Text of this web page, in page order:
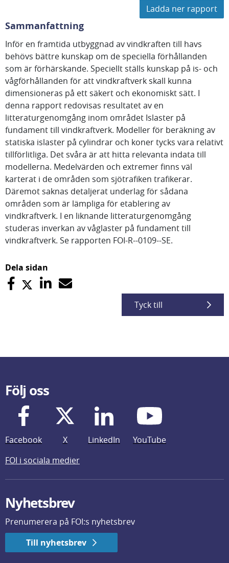
Ladda ner rapport
Sammanfattning
Inför en framtida utbyggnad av vindkraften till havs
behövs bättre kunskap om de speciella förhållanden
som är förhärskande. Speciellt ställs kunskap på is- och
vågförhållanden för att vindkraftverk skall kunna
dimensioneras på ett säkert och ekonomiskt sätt. I
denna rapport redovisas resultatet av en
litteraturgenomgång inom området Islaster på
fundament till vindkraftverk. Modeller för beräkning av
statiska islaster på cylindrar och koner tycks vara relativt
tillförlitliga. Det svåra är att hitta relevanta indata till
modellerna. Medelvärden och extremer finns väl
karterat i de områden som sjötrafiken trafikerar.
Däremot saknas detaljerat underlag för sådana
områden som är lämpliga för etablering av
vindkraftverk. I en liknande litteraturgenomgång
studeras inverkan av våglaster på fundament till
vindkraftverk. Se rapporten FOI-R--0109--SE.
Dela sidan
Tyck till
Följ oss
Facebook X LinkedIn
YouTube
FOI i sociala medier
Nyhetsbrev
Prenumerera på FOI:s nyhetsbrev
Till nyhetsbrev